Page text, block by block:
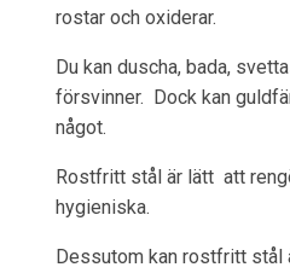
rostar och oxiderar.
Du kan duscha, bada,
försvinner. Dock kan
något.
Rostfritt stål är lätt att
hygieniska.
Dessutom kan rostfritt stål